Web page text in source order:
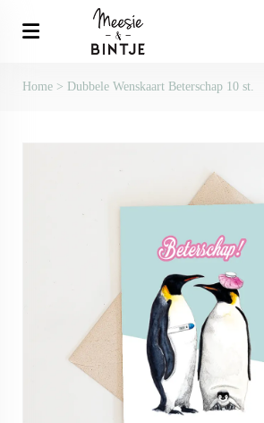
Home > Dubbele Wenskaart Beterschap 10 st.